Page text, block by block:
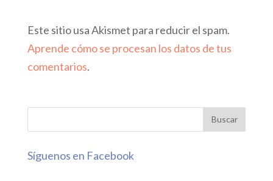
Este sitio usa Akismet para reducir el spam.
Aprende cómo se procesan los datos de tus
comentarios.
Síguenos en Facebook